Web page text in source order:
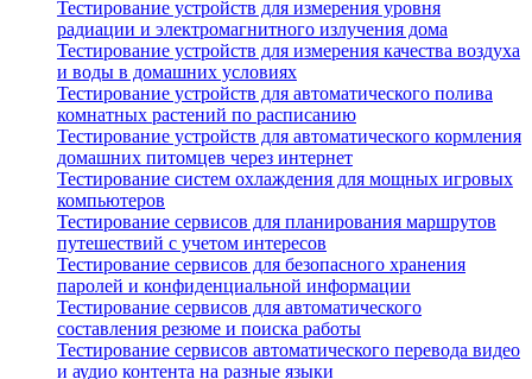
Тестирование устройств для измерения уровня
радиации и электромагнитного излучения дома
Тестирование устройств для измерения качества воздуха
и воды в домашних условиях
Тестирование устройств для автоматического полива
комнатных растений по расписанию
Тестирование устройств для автоматического кормления
домашних питомцев через интернет
Тестирование систем охлаждения для мощных игровых
компьютеров
Тестирование сервисов для планирования маршрутов
путешествий с учетом интересов
Тестирование сервисов для безопасного хранения
паролей и конфиденциальной информации
Тестирование сервисов для автоматического
составления резюме и поиска работы
Тестирование сервисов автоматического перевода видео
и аудио контента на разные языки